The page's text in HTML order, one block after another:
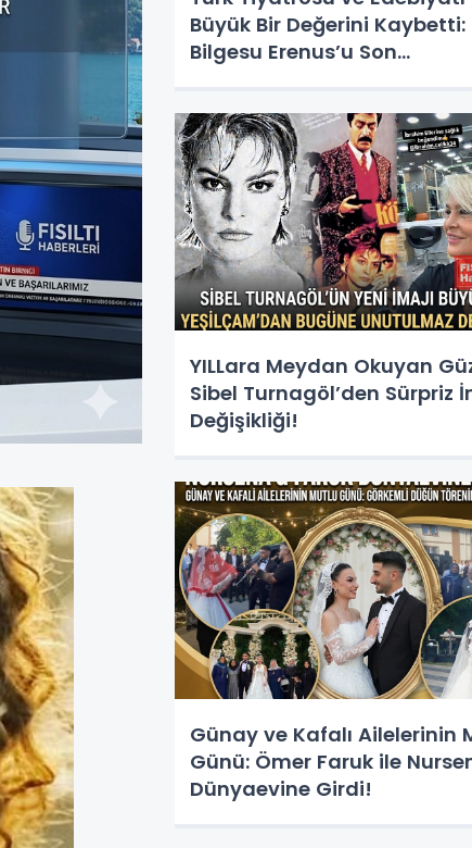
Büyük Bir Değerini Kaybetti:
Bilgesu Erenus’u Son
YILLara Meydan Okuyan
Sibel Turnagöl’den Sürpriz
Değişikliği!
Günay ve Kafalı Ailelerinin
Günü: Ömer Faruk ile
Dünyaevine Girdi!